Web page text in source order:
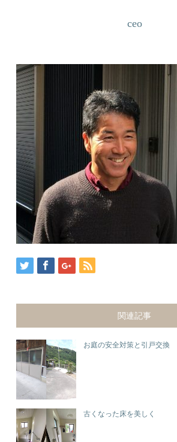
ceo
関連記事
お庭の安全対策と引戸交換
古くなった床を美しく